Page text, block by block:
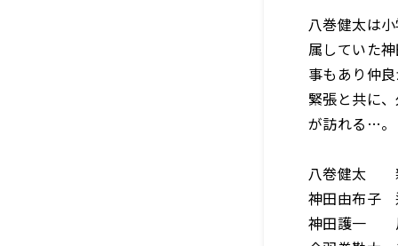
八巻健太は
属していた
事もあり仲
緊張と共に
が訪れる…。
八卷健太
神田由布
神田護一